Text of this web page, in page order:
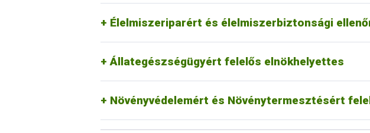
Élelmiszeriparért és élelmiszerbiztonsági
Állategészségügyért felelős elnökhelyettes
Növényvédelemért és Növénytermesztésért